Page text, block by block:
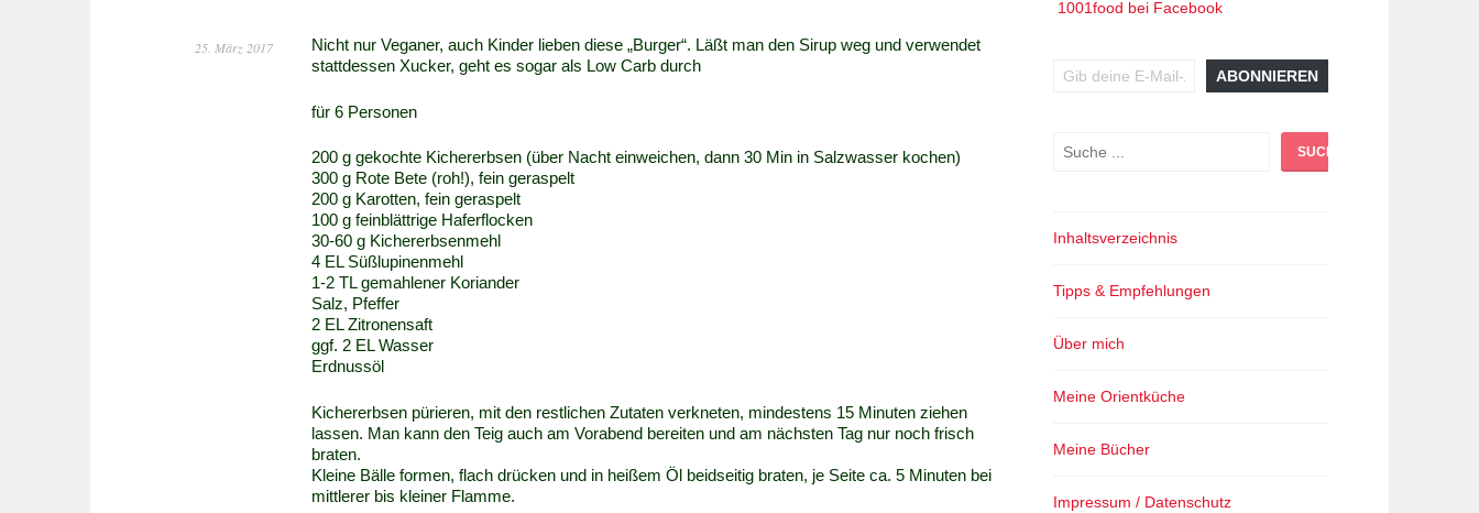
25. März 2017
Nicht nur Veganer, auch Kinder lieben diese „Burger“. Läßt man den Sirup weg und verwendet
stattdessen Xucker, geht es sogar als Low Carb durch
für 6 Personen
200 g gekochte Kichererbsen (über Nacht einweichen, dann 30 Min in Salzwasser kochen)
300 g Rote Bete (roh!), fein geraspelt
200 g Karotten, fein geraspelt
100 g feinblättrige Haferflocken
30-60 g Kichererbsenmehl
4 EL Süßlupinenmehl
1-2 TL gemahlener Koriander
Salz, Pfeffer
2 EL Zitronensaft
ggf. 2 EL Wasser
Erdnussöl
Kichererbsen pürieren, mit den restlichen Zutaten verkneten, mindestens 15 Minuten ziehen
lassen. Man kann den Teig auch am Vorabend bereiten und am nächsten Tag nur noch frisch
braten.
Kleine Bälle formen, flach drücken und in heißem Öl beidseitig braten, je Seite ca. 5 Minuten bei
mittlerer bis kleiner Flamme.
1001food bei Facebook
ABONNIEREN
Suchen SUCHEN
Inhaltsverzeichnis
Tipps & Empfehlungen
Über mich
Meine Orientküche
Meine Bücher
Impressum / Datenschutz